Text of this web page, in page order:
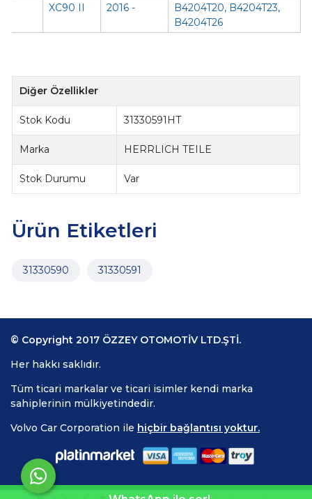
XC90 II
2016 -
B4204T20, B4204T23,
B4204T26
Diğer Özellikler
Stok Kodu 31330591HT
Marka HERRLICH TEILE
Stok Durumu Var
Ürün Etiketleri
31330590 31330591
© Copyright 2017 ÖZZEY OTOMOTİV LTD.ŞTİ.
Her hakkı saklıdır.
Tüm ticari markalar ve ticari isimler kendi marka
sahiplerinin mülkiyetindedir.
Volvo Car Corporation ile hiçbir bağlantısı yoktur.